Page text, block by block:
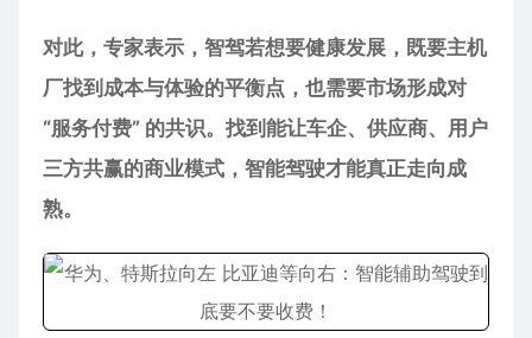
对此，专家表示，智驾若想要健康发展，既要主机
厂找到成本与体验的平衡点，也需要市场形成对
“服务付费” 的共识。找到能让车企、供应商、用户
三方共赢的商业模式，智能驾驶才能真正走向成
熟。